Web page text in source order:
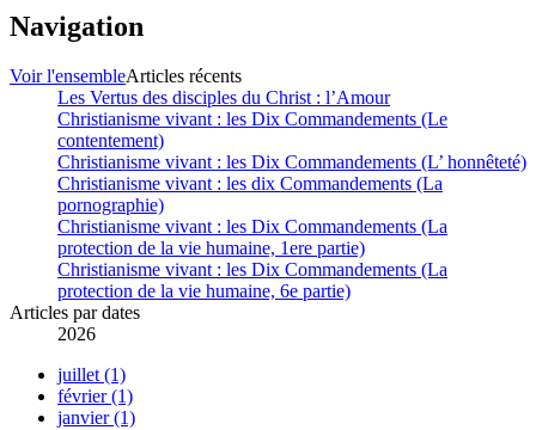
Navigation
Voir l'ensembleArticles récents
Les Vertus des disciples du Christ : l’Amour
Christianisme vivant : les Dix Commandements (Le
contentement)
Christianisme vivant : les Dix Commandements (L’ honnêteté)
Christianisme vivant : les dix Commandements (La
pornographie)
Christianisme vivant : les Dix Commandements (La
protection de la vie humaine, 1ere partie)
Christianisme vivant : les Dix Commandements (La
protection de la vie humaine, 6e partie)
Articles par dates
2026
juillet (1)
février (1)
janvier (1)